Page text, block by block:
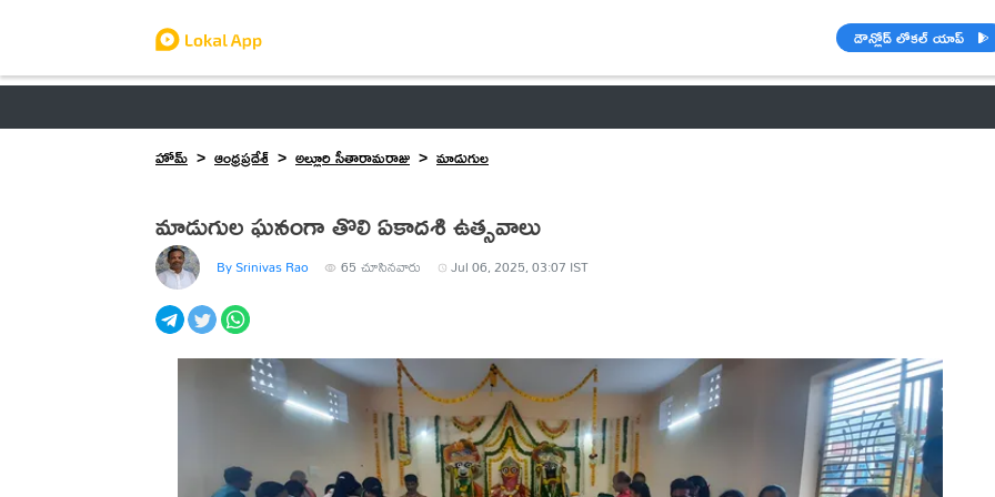
డౌన్లోడ్ లోకల్ యాప్
హోమ్
ఆంధ్రప్రదేశ్ అల్లూరి సీతారామరాజు మాడుగుల
మాడుగుల ఘనంగా తొలి ఏకాదశి ఉత్సవాలు
By Srinivas Rao 65 చూసినవారు Jul 06, 2025, 03:07 IST